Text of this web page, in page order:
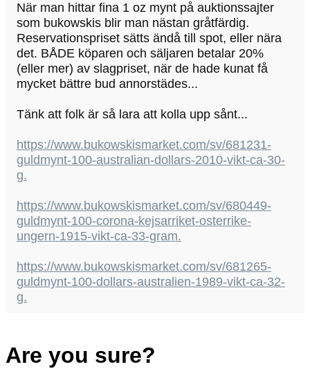
När man hittar fina 1 oz mynt på auktionssajter
som bukowskis blir man nästan gråtfärdig.
Reservationspriset sätts ändå till spot, eller nära
det. BÅDE köparen och säljaren betalar 20%
(eller mer) av slagpriset, när de hade kunat få
mycket bättre bud annorstädes...
Tänk att folk är så lara att kolla upp sånt...
https://www.bukowskismarket.com/sv/681231-
guldmynt-100-australian-dollars-2010-vikt-ca-30-
g.
https://www.bukowskismarket.com/sv/680449-
guldmynt-100-corona-kejsarriket-osterrike-
ungern-1915-vikt-ca-33-gram.
https://www.bukowskismarket.com/sv/681265-
guldmynt-100-dollars-australien-1989-vikt-ca-32-
g.
Are you sure?